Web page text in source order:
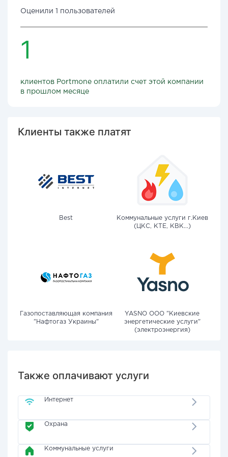
Оценили 1 пользователей
1
клиентов Portmone оплатили счет этой компании
в прошлом месяце
Клиенты также платят
Best
Коммунальные услуги г.Киев
(ЦКС, КТЕ, КВК...)
Газопоставляющая компания
"Нафтогаз Украины"
YASNO OOO "Киевские
энергетические услуги"
(электроэнергия)
Также оплачивают услуги
Интернет
Охрана
Коммунальные услуги